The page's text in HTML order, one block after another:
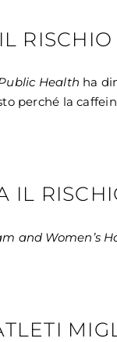
Health ha
perché la
IL
and Women’s